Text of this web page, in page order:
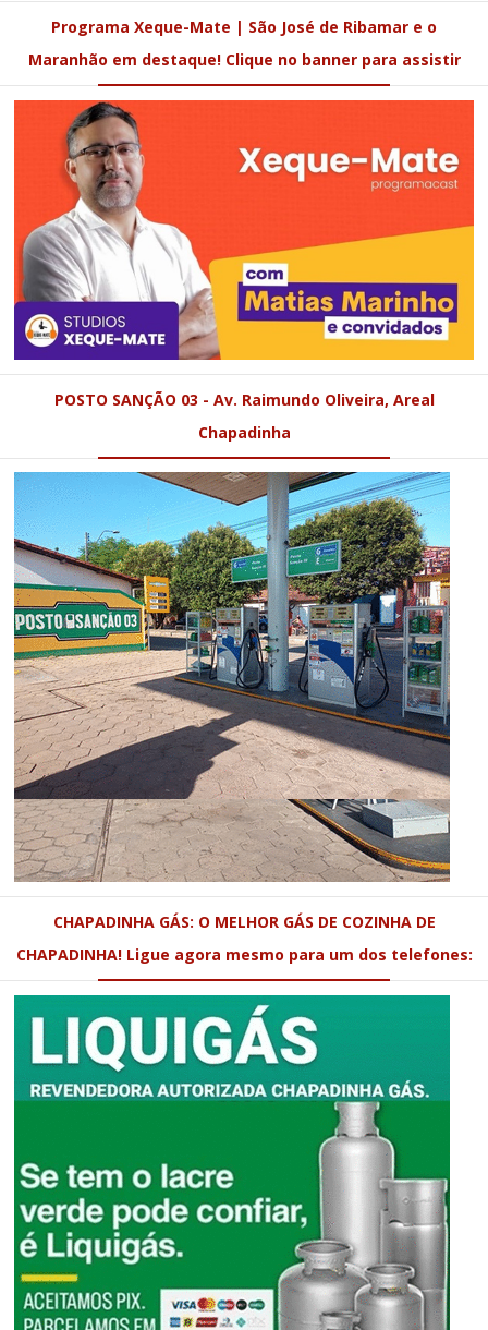
Programa Xeque-Mate | São José de Ribamar e o
Maranhão em destaque! Clique no banner para assistir
POSTO SANÇÃO 03 - Av. Raimundo Oliveira, Areal
Chapadinha
CHAPADINHA GÁS: O MELHOR GÁS DE COZINHA DE
CHAPADINHA! Ligue agora mesmo para um dos telefones: